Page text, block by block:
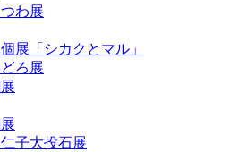
わ展
展「シカクとマル」
ろ展
子大投石展